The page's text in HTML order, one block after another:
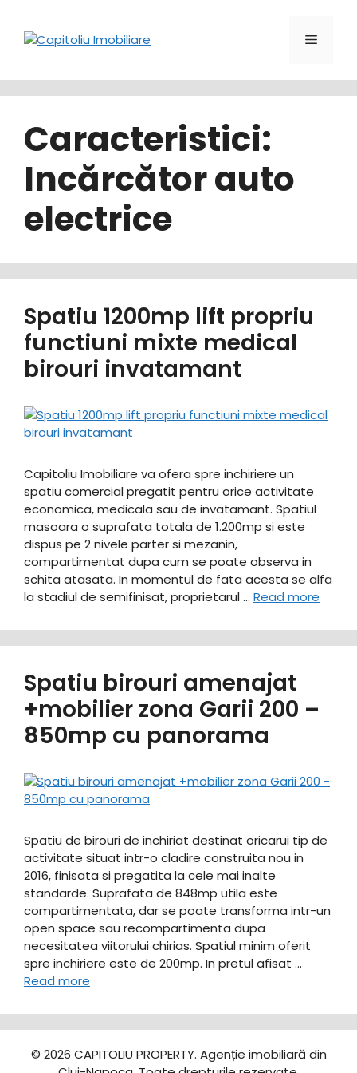
conținut
Meniu
Caracteristici:
Incărcător auto
electrice
Spatiu 1200mp lift propriu
functiuni mixte medical
birouri invatamant
Capitoliu Imobiliare va ofera spre inchiriere un
spatiu comercial pregatit pentru orice activitate
economica, medicala sau de invatamant. Spatiul
masoara o suprafata totala de 1.200mp si este
dispus pe 2 nivele parter si mezanin,
compartimentat dupa cum se poate observa in
schita atasata. In momentul de fata acesta se alfa
la stadiul de semifinisat, proprietarul … Read more
Spatiu birouri amenajat
+mobilier zona Garii 200 –
850mp cu panorama
Spatiu de birouri de inchiriat destinat oricarui tip de
activitate situat intr-o cladire construita nou in
2016, finisata si pregatita la cele mai inalte
standarde. Suprafata de 848mp utila este
compartimentata, dar se poate transforma intr-un
open space sau recompartimenta dupa
necesitatea viitorului chirias. Spatiul minim oferit
spre inchiriere este de 200mp. In pretul afisat …
Read more
© 2026 CAPITOLIU PROPERTY. Agenție imobiliară din